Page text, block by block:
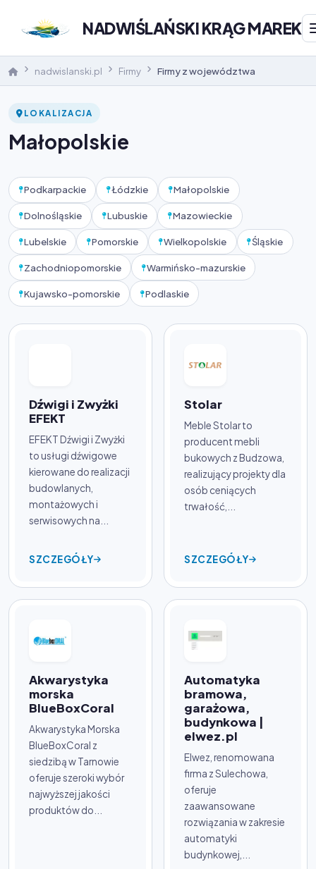
NADWIŚLAŃSKI KRĄG MAREK
nadwislanski.pl Firmy Firmy z województwa
LOKALIZACJA
Małopolskie
Podkarpackie Łódzkie Małopolskie
Dolnośląskie Lubuskie Mazowieckie
Lubelskie Pomorskie Wielkopolskie Śląskie
Zachodniopomorskie Warmińsko-mazurskie
Kujawsko-pomorskie Podlaskie
Dźwigi i Zwyżki
EFEKT
EFEKT Dźwigi i Zwyżki
to usługi dźwigowe
kierowane do realizacji
budowlanych,
montażowych i
serwisowych na...
SZCZEGÓŁY
Stolar
Meble Stolar to
producent mebli
bukowych z Budzowa,
realizujący projekty dla
osób ceniących
trwałość,...
SZCZEGÓŁY
Akwarystyka
morska
BlueBoxCoral
Akwarystyka Morska
BlueBoxCoral z
siedzibą w Tarnowie
oferuje szeroki wybór
najwyższej jakości
produktów do...
Automatyka
bramowa,
garażowa,
budynkowa |
elwez.pl
Elwez, renomowana
firma z Sulechowa,
oferuje
zaawansowane
rozwiązania w zakresie
automatyki
budynkowej,...